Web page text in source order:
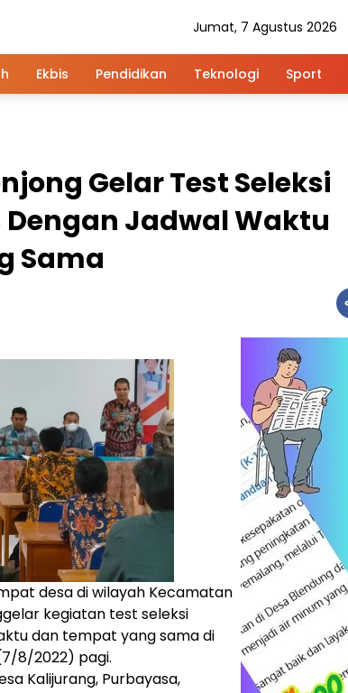
Jumat, 7 Agustus 2026
Ekbis Pendidikan Teknologi Sport
Gelar Test Seleksi
Dengan Jadwal Waktu
Sama
desa di wilayah Kecamatan
kegiatan test seleksi
dan tempat yang sama di
8/2022) pagi.
Kalijurang, Purbayasa,